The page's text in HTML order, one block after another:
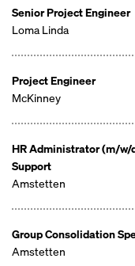
Senior Project Engineer
Loma Linda
Project Engineer
McKinney
HR Administrator (m/w/
Support
Amstetten
Group Consolidation
Amstetten